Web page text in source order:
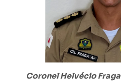
Coronel Helvécio Fraga